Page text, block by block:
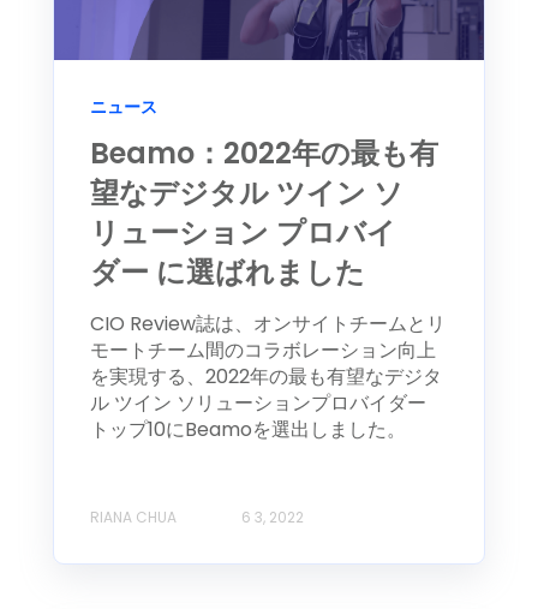
ニュース
Beamo：2022年の最も有
望なデジタル ツイン ソ
リューション プロバイ
ダー に選ばれました
CIO Review誌は、オンサイトチームとリ
モートチーム間のコラボレーション向上
を実現する、2022年の最も有望なデジタ
ル ツイン ソリューションプロバイダー
トップ10にBeamoを選出しました。
RIANA CHUA 6 3, 2022